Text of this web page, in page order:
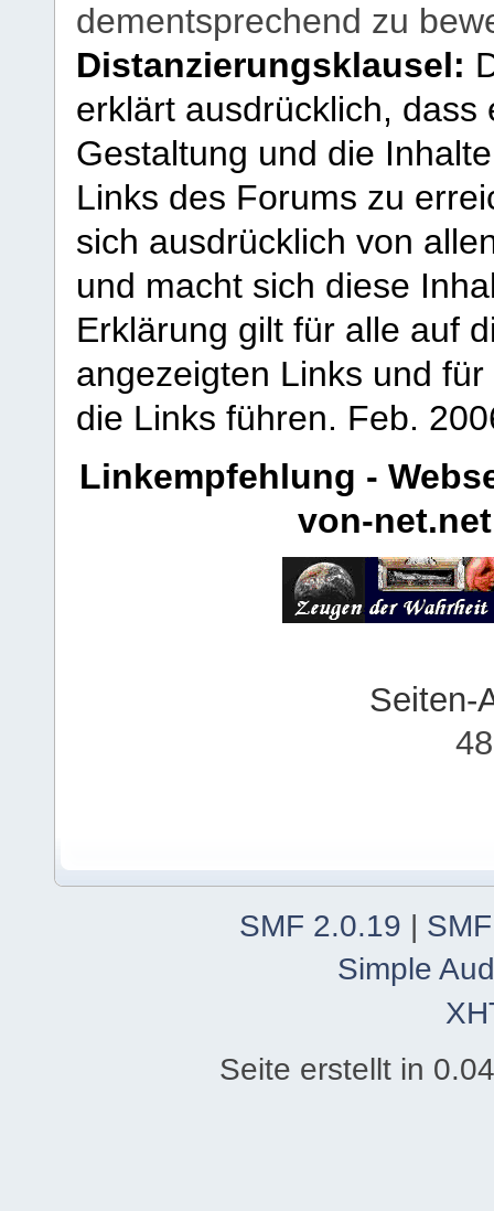
dementsprechend zu
Distanzierungsklausel:
erklärt ausdrücklich,
Gestaltung und die
Links des Forums zu
sich ausdrücklich von
und macht sich diese
Erklärung gilt für alle auf
angezeigten Links und
die Links führen. Feb.
Linkempfehlung -
von-net.net
Seiten-
SMF 2.0.19 |
Simple
Seite erstellt in